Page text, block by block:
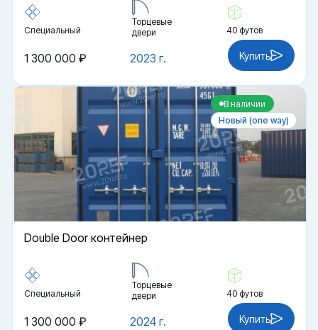
Специальный
Торцевые
двери
40 футов
2023 г.
1 300 000 ₽ Купить
В наличии
Новый (one way)
Double Door контейнер
Специальный
Торцевые
двери
40 футов
2024 г.
1 300 000 ₽ Купить